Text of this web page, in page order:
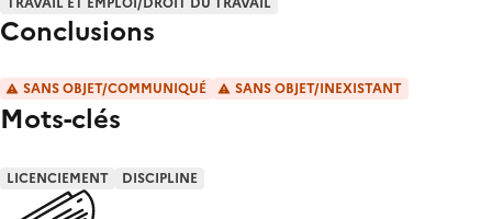
Conclusions
SANS OBJET/COMMUNIQUÉ SANS OBJET/INEXISTANT
Mots-clés
LICENCIEMENT DISCIPLINE